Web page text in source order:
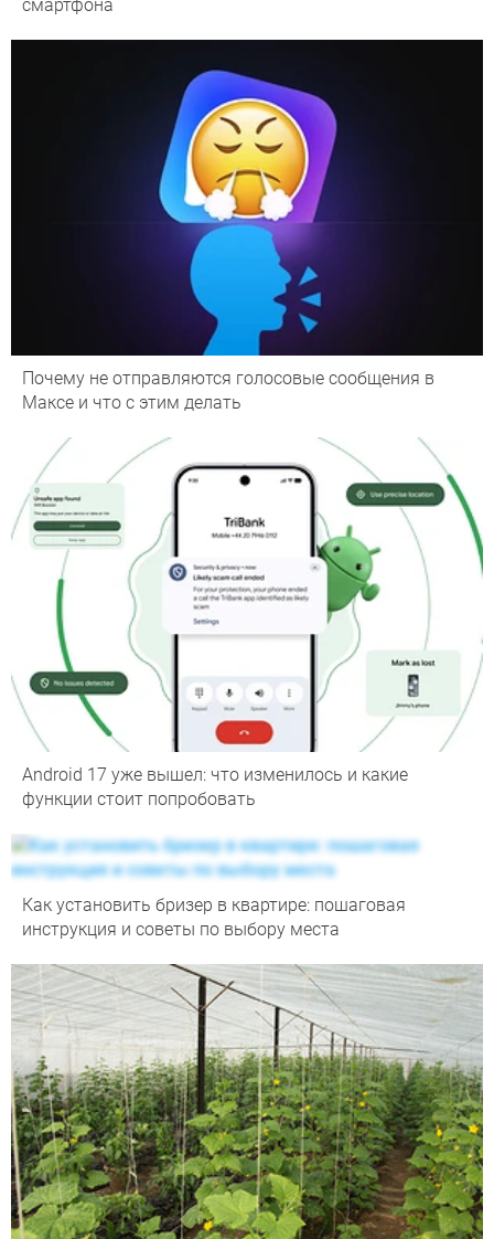
смартфона
Почему не отправляются голосовые сообщения в
Максе и что с этим делать
Android 17 уже вышел: что изменилось и какие
функции стоит попробовать
Как установить бризер в квартире: пошаговая
инструкция и советы по выбору места